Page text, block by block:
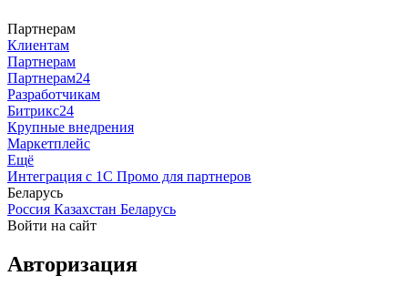
Партнерам
Клиентам
Партнерам
Партнерам24
Разработчикам
Битрикс24
Крупные внедрения
Маркетплейс
Ещё
Интеграция с 1С Промо для партнеров
Беларусь
Россия Казахстан Беларусь
Войти на сайт
Авторизация